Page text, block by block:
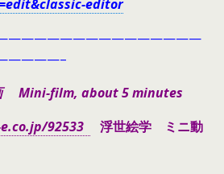
editor
Mini-film, about 5 minutes
92533
浮世絵学 ミニ動